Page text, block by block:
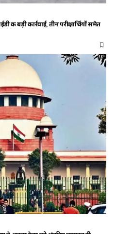
बड़ी कार्रवाई, तीन परीक्षार्थियों समेत